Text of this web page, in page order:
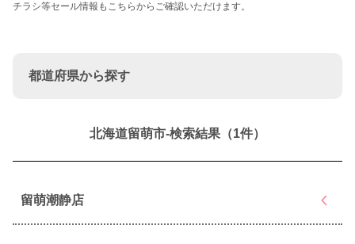
チラシ等セール情報もこちらからご確認いただけます。
都道府県から探す
北海道留萌市-検索結果（1件）
留萌潮静店